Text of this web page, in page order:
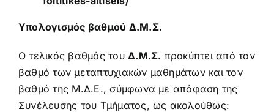
Υπολογισμός βαθμού Δ.Μ.Σ.
Ο τελικός βαθμός τουΔ.Μ.Σ. προκύπτει από τον
βαθμό των μεταπτυχιακών μαθημάτων και τον
βαθμό της Μ.Δ.Ε., σύμφωνα με απόφαση της
Συνέλευσης του Τμήματος, ως ακολούθως: